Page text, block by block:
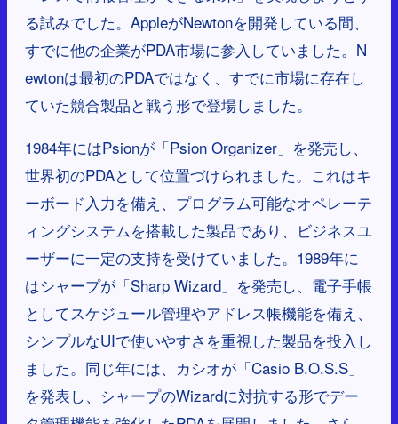
る試みでした。AppleがNewtonを開発している間、
すでに他の企業がPDA市場に参入していました。N
ewtonは最初のPDAではなく、すでに市場に存在し
ていた競合製品と戦う形で登場しました。
1984年にはPsionが「Psion Organizer」を発売し、
世界初のPDAとして位置づけられました。これはキ
ーボード入力を備え、プログラム可能なオペレーテ
ィングシステムを搭載した製品であり、ビジネスユ
ーザーに一定の支持を受けていました。1989年に
はシャープが「Sharp Wizard」を発売し、電子手帳
としてスケジュール管理やアドレス帳機能を備え、
シンプルなUIで使いやすさを重視した製品を投入し
ました。同じ年には、カシオが「Casio B.O.S.S」
を発表し、シャープのWizardに対抗する形でデー